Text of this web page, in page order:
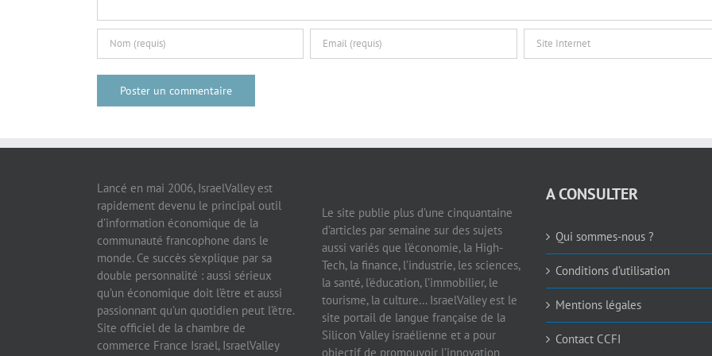
Lancé en mai 2006, IsraelValley est
rapidement devenu le principal outil
d’information économique de la
communauté francophone dans le
monde. Ce succès s’explique par sa
double personnalité : aussi sérieux
qu’un économique doit l’être et aussi
passionnant qu’un quotidien peut l’être.
Site officiel de la chambre de
commerce France Israël, IsraelValley
Le site publie plus d’une cinquantaine
d’articles par semaine sur des sujets
aussi variés que l’économie, la High-
Tech, la finance, l’industrie, les sciences,
la santé, l’éducation, l’immobilier, le
tourisme, la culture… IsraelValley est le
site portail de langue française de la
Silicon Valley israélienne et a pour
objectif de promouvoir l’innovation
A CONSULTER
Qui sommes-nous ?
Conditions d’utilisation
Mentions légales
Contact CCFI